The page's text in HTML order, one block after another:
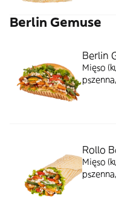
Berlin Gemuse
Berlin
Mięso
Rollo
Mięso